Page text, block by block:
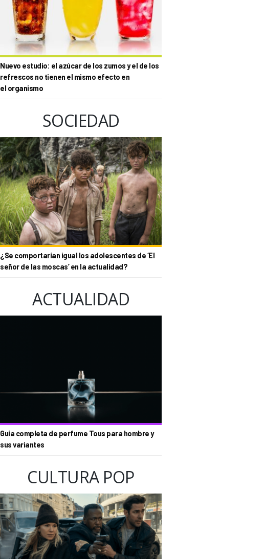
Nuevo estudio: el azúcar de los zumos y el de los
refrescos no tienen el mismo efecto en
el organismo
SOCIEDAD
¿Se comportarían igual los adolescentes de ‘El
señor de las moscas’ en la actualidad?
ACTUALIDAD
Guía completa de perfume Tous para hombre y
sus variantes
CULTURA POP